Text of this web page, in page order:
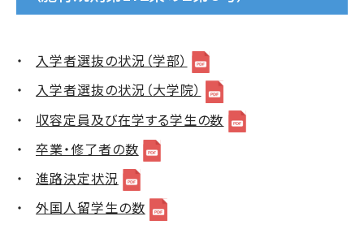
入学者選抜の状況（学部）
入学者選抜の状況（大学院）
収容定員及び在学する学生の数
卒業・修了者の数
進路決定状況
外国人留学生の数